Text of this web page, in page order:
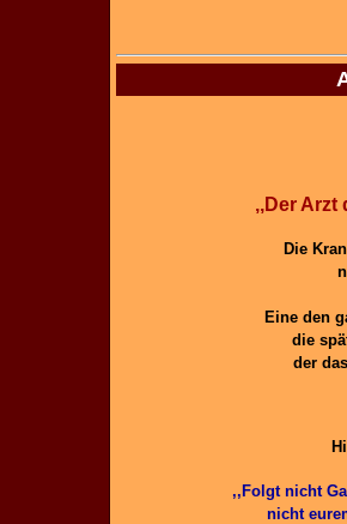
,,Der
Die
Eine den
die
der
,,Folgt nicht
nicht